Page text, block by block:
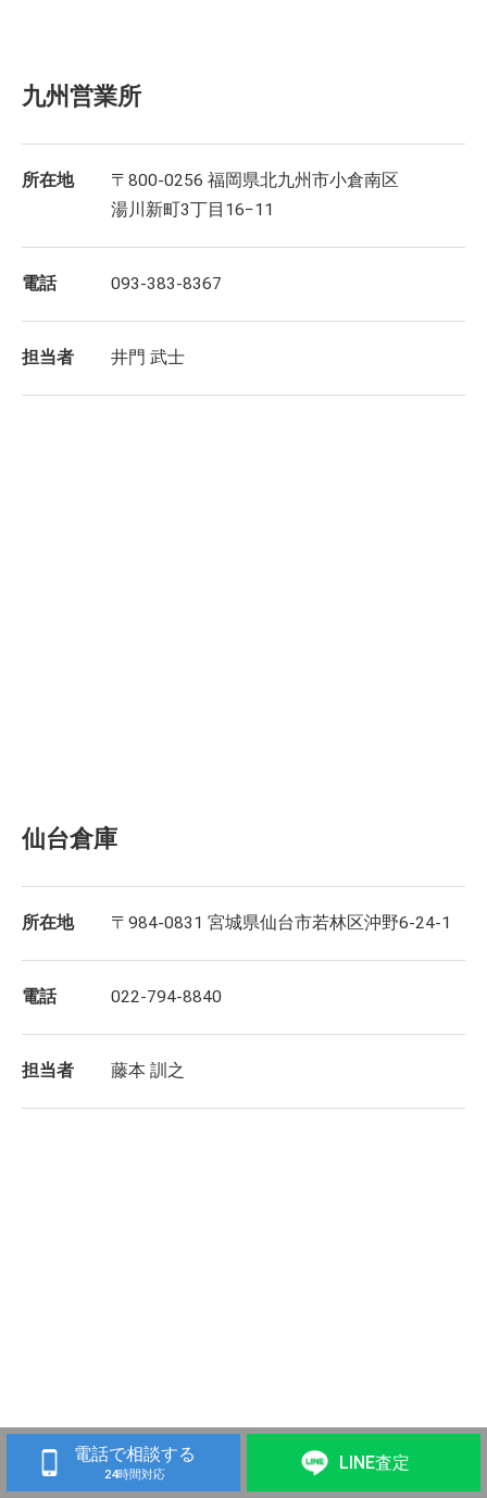
九州営業所
所在地
〒800-0256 福岡県北九州市小倉南区
湯川新町3丁目16−11
電話 093-383-8367
担当者 井門 武士
仙台倉庫
所在地 〒984-0831 宮城県仙台市若林区沖野6-24-1
電話 022-794-8840
担当者 藤本 訓之
電話で相談する
24時間対応
LINE査定